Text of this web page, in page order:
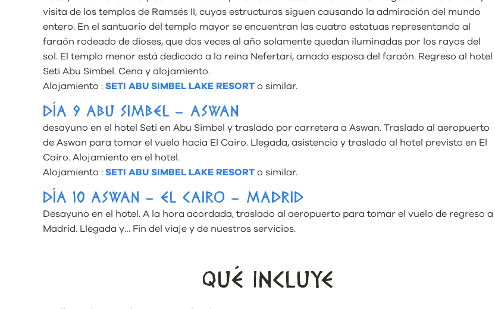
visita de los templos de Ramsés II, cuyas estructuras siguen causando la admiración del mundo
entero. En el santuario del templo mayor se encuentran las cuatro estatuas representando al
faraón rodeado de dioses, que dos veces al año solamente quedan iluminadas por los rayos del
sol. El templo menor está dedicado a la reina Nefertari, amada esposa del faraón. Regreso al hotel
Seti Abu Simbel. Cena y alojamiento.
Alojamiento : SETI ABU SIMBEL LAKE RESORT o similar.
DÍA 9 ABU SIMBEL – ASWAN
desayuno en el hotel Seti en Abu Simbel y traslado por carretera a Aswan. Traslado al aeropuerto
de Aswan para tomar el vuelo hacia El Cairo. Llegada, asistencia y traslado al hotel previsto en El
Cairo. Alojamiento en el hotel.
Alojamiento : SETI ABU SIMBEL LAKE RESORT o similar.
DÍA 10 ASWAN – EL CAIRO – MADRID
Desayuno en el hotel. A la hora acordada, traslado al aeropuerto para tomar el vuelo de regreso a
Madrid. Llegada y… Fin del viaje y de nuestros servicios.
QUÉ INCLUYE